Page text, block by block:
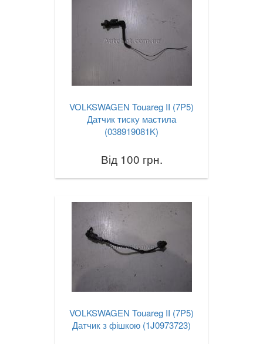
VOLKSWAGEN Touareg II (7P5)
Датчик тиску мастила
(038919081K)
Від 100 грн.
VOLKSWAGEN Touareg II (7P5)
Датчик з фішкою (1J0973723)